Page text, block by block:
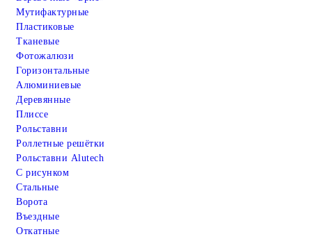
Мутифактурные
Пластиковые
Тканевые
Фотожалюзи
Горизонтальные
Алюминиевые
Деревянные
Плиссе
Рольставни
Роллетные решётки
Рольставни Alutech
С рисунком
Стальные
Ворота
Въездные
Откатные